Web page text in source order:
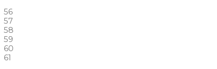
56
57
58
59
60
61